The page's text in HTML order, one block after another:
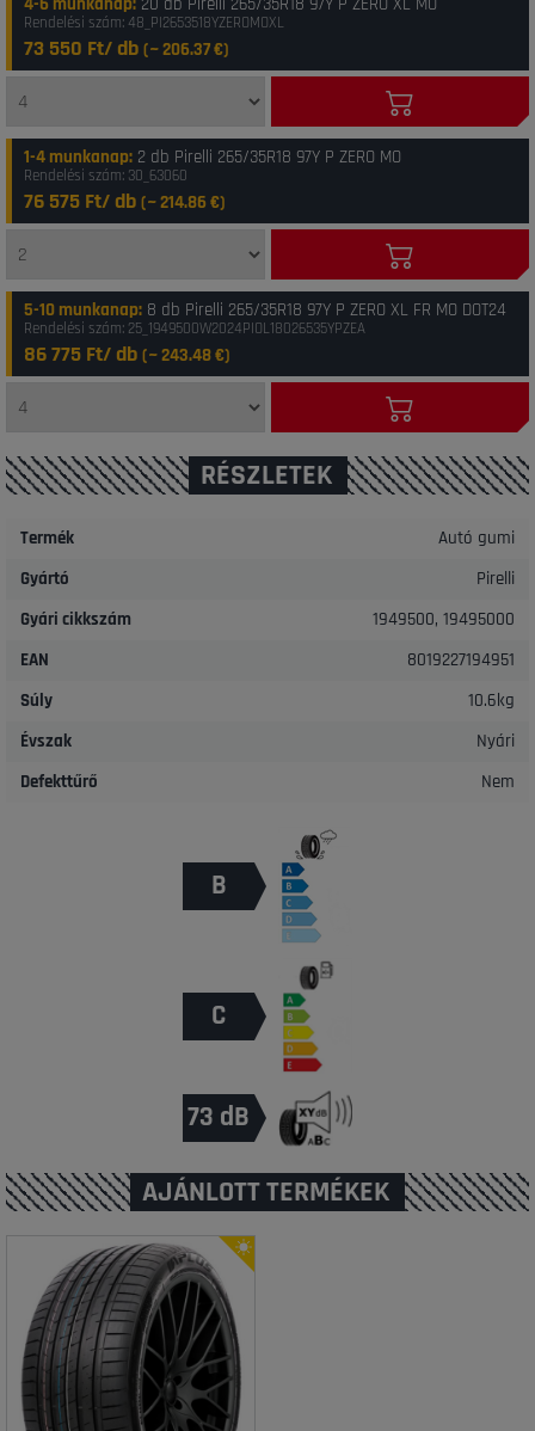
Rendelési szám: 48_PI2653518YZEROMOXL
73 550 Ft/ db (~206.37€)
1-4 munkanap: 2 db Pirelli 265/35R18 97Y P ZERO MO
Rendelési szám: 30_63060
76 575 Ft/ db (~214.86 €)
5-10 munkanap: 8 db Pirelli 265/35R18 97Y P ZERO XL FR MO DOT24
Rendelési szám: 25_1949500W2024PIOL18026535YPZEA
86 775 Ft/ db (~243.48€)
RÉSZLETEK
Termék
Autó gumi
Gyártó
Pirelli
Gyári cikkszám
1949500, 19495000
EAN
8019227194951
Súly
10.6kg
Évszak
Nyári
Defekttűrő
Nem
B
C
73 dB
AJÁNLOTT TERMÉKEK